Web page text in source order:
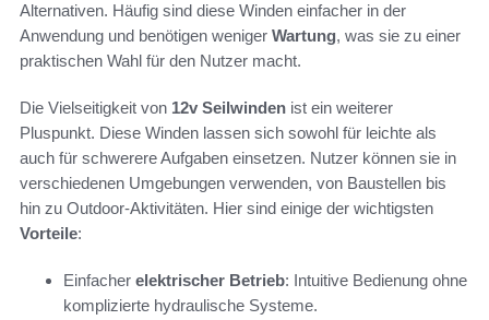
Alternativen. Häufig sind diese Winden einfacher in der
Anwendung und benötigen weniger Wartung, was sie zu einer
praktischen Wahl für den Nutzer macht.
Die Vielseitigkeit von 12v Seilwinden ist ein weiterer
Pluspunkt. Diese Winden lassen sich sowohl für leichte als
auch für schwerere Aufgaben einsetzen. Nutzer können sie in
verschiedenen Umgebungen verwenden, von Baustellen bis
hin zu Outdoor-Aktivitäten. Hier sind einige der wichtigsten
Vorteile:
Einfacher elektrischer Betrieb: Intuitive Bedienung ohne
komplizierte hydraulische Systeme.